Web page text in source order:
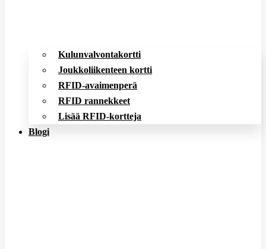
Kulunvalvontakortti
Joukkoliikenteen kortti
RFID-avaimenperä
RFID rannekkeet
Lisää RFID-kortteja
Blogi